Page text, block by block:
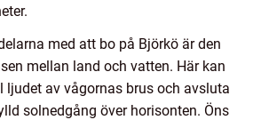
med att bo på Björkö är den
mellan land och vatten. Här kan
ljudet av vågornas brus och avsluta
solnedgång över horisonten. Öns